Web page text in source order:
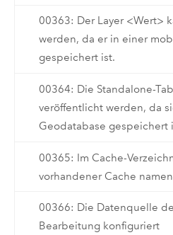
00363: Der Layer <Wert>
werden, da er in einer
gespeichert ist.
00364: Die Standalone-
veröffentlicht werden, da
Geodatabase gespeichert
00365: Im Cache-
vorhandener Cache
00366: Die Datenquelle
Bearbeitung konfiguriert